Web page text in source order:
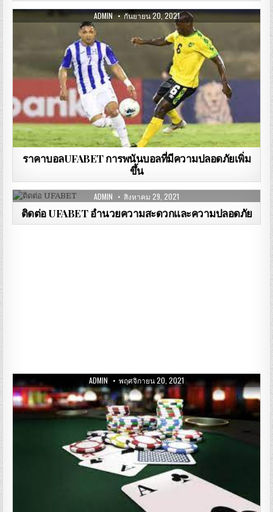
ADMIN กันยายน 20, 2021
ราคาบอลUFABET การพนันบอลที่มีความปลอดภัยเพิ่ม
ขึ้น
ADMIN สิงหาคม 29, 2021
ติดต่อ UFABET อำนวยความสะดวกและความปลอดภัย
ADMIN พฤศจิกายน 20, 2021